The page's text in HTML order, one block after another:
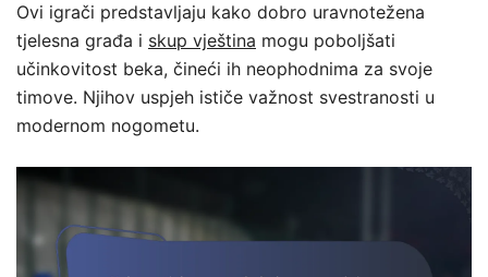
Ovi igrači predstavljaju kako dobro uravnotežena
tjelesna građa i skup vještina mogu poboljšati
učinkovitost beka, čineći ih neophodnima za svoje
timove. Njihov uspjeh ističe važnost svestranosti u
modernom nogometu.